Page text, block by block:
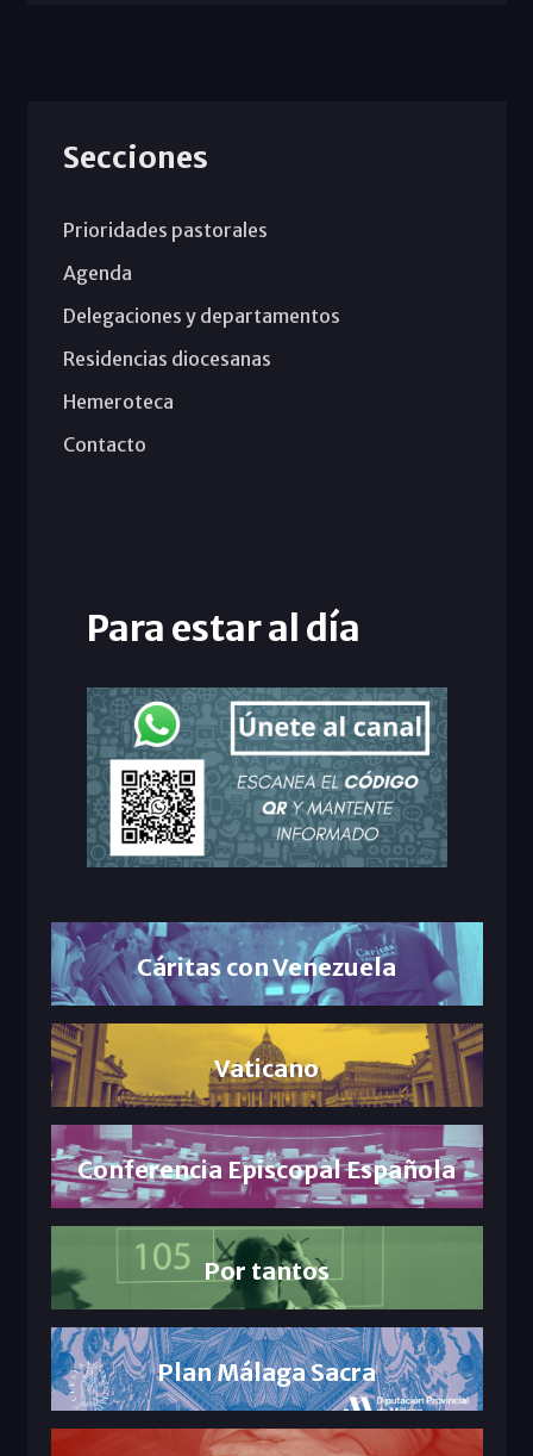
Secciones
Prioridades pastorales
Agenda
Delegaciones y departamentos
Residencias diocesanas
Hemeroteca
Contacto
Para estar al día
Cáritas con Venezuela
Vaticano
Conferencia Episcopal Española
Por tantos
Plan Málaga Sacra